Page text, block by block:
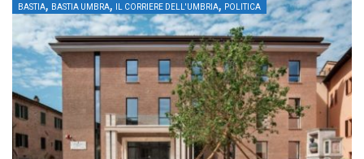
BASTIA, BASTIA UMBRA, IL CORRIERE DELL'UMBRIA, POLITICA